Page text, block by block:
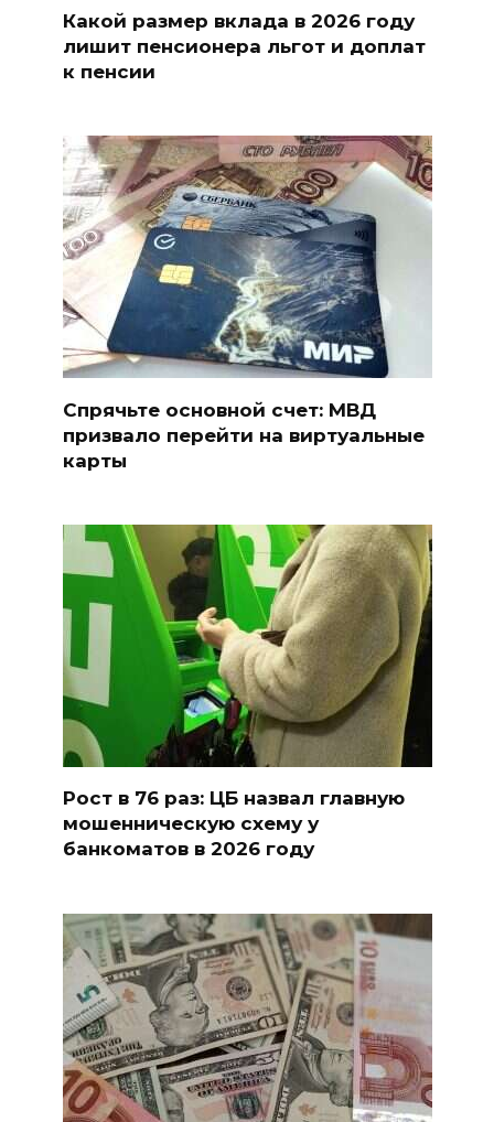
Какой размер вклада в 2026 году
лишит пенсионера льгот и доплат
к пенсии
Спрячьте основной счет: МВД
призвало перейти на виртуальные
карты
Рост в 76 раз: ЦБ назвал главную
мошенническую схему у
банкоматов в 2026 году